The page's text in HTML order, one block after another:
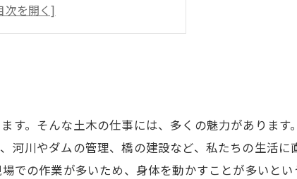
資格について
リアパスについて考える
。そんな土木の仕事には、多くの魅力があります
川やダムの管理、橋の建設など、私たちの生活に
の作業が多いため、身体を動かすことが多いとい